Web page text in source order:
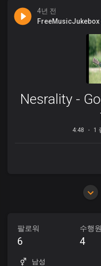
4년 전
FreeMusicJukebox
Nesrality -
4:48 1
팔로워
6
수행원
4
남성